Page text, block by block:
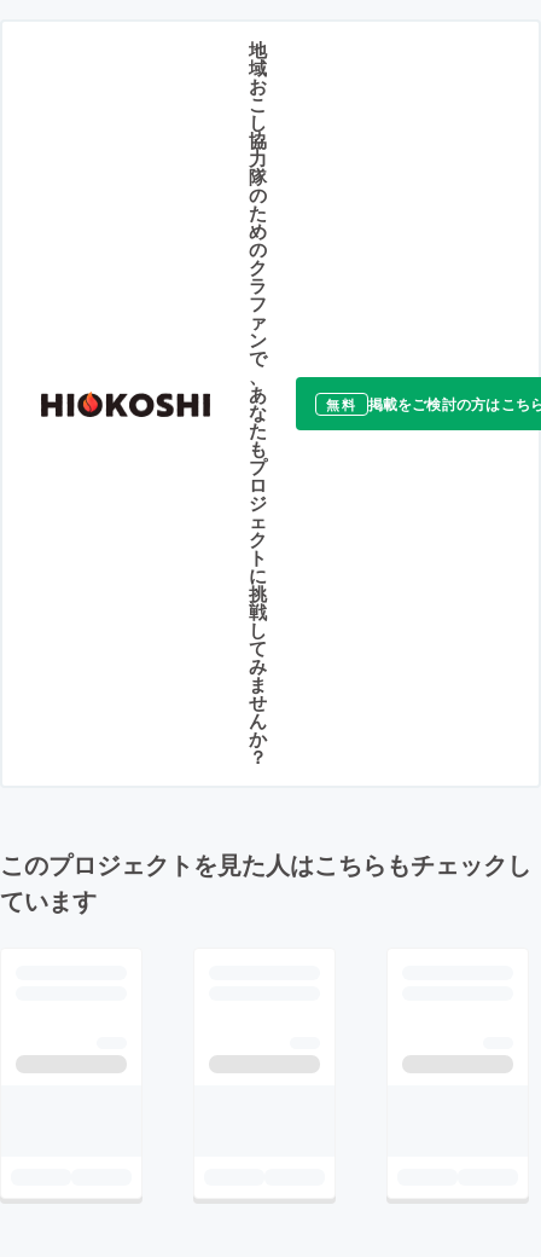
地
域
お
こ
し
協
力
隊
の
た
め
の
ク
ラ
フ
ァ
ン
で
、
あ
な
た
も
プ
ロ
ジ
ェ
ク
ト
に
挑
戦
し
て
み
ま
せ
ん
か
？
無料 掲載をご検討の方はこち
このプロジェクトを見た人はこちらもチェックし
ています